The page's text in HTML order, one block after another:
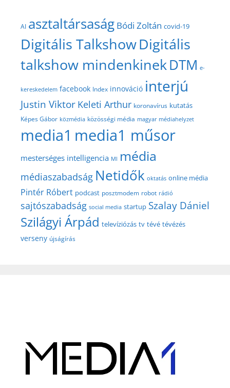
AI asztaltársaság Bódi Zoltán covid-19
Digitális TalkshowDigitális
talkshow mindenkinekDTM e-
kereskedelem facebook Index innováció interjú
Justin Viktor Keleti Arthur koronavírus kutatás
Képes Gábor közmédia közösségi média magyar médiahelyzet
media1 media1 műsor
mesterséges intelligencia MI média
médiaszabadság Netidők oktatás online média
Pintér Róbert podcast posztmodem robot rádió
sajtószabadság social media startup Szalay Dániel
Szilágyi Árpád televíziózás tv tévé tévézés
verseny újságírás